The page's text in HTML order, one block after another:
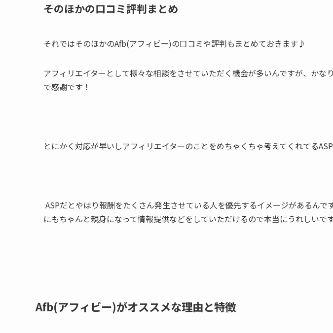
そのほかの口コミ評判まとめ
それではそのほかのAfb(アフィビー)の口コミや評判もまとめておきます♪
アフィリエイターとして様々な相談をさせていただく機会が多いんですが、かな
で感謝です！
とにかく対応が早いしアフィリエイターのことをめちゃくちゃ考えてくれてる
ASPだとやはり報酬をたくさん発生させている人を優先するイメージがあるんで
にもちゃんと親身になって情報提供などをしていただけるので本当にうれしいです
Afb(アフィビー)がオススメな理由と特徴